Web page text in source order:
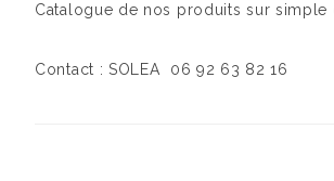
Catalogue de nos produits sur simple
Contact : SOLEA 06 92 63 82 16